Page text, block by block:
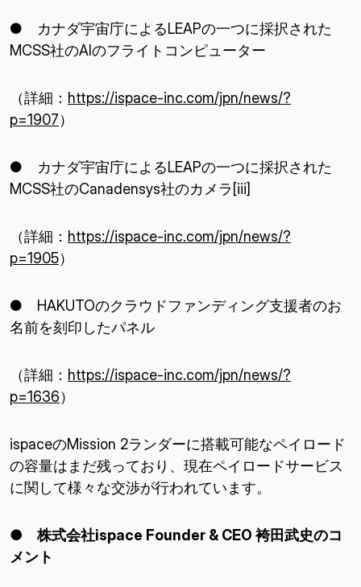
● カナダ宇宙庁によるLEAPの一つに採択された
MCSS社のAIのフライトコンピューター
（詳細： https://ispace-inc.com/jpn/news/?
p=1907）
● カナダ宇宙庁によるLEAPの一つに採択された
MCSS社のCanadensys社のカメラ[iii]
（詳細： https://ispace-inc.com/jpn/news/?
p=1905）
● HAKUTOのクラウドファンディング支援者のお
名前を刻印したパネル
（詳細： https://ispace-inc.com/jpn/news/?
p=1636）
ispaceのMission 2ランダーに搭載可能なペイロード
の容量はまだ残っており、現在ペイロードサービス
に関して様々な交渉が行われています。
● 株式会社ispace Founder & CEO 袴田武史のコ
メント